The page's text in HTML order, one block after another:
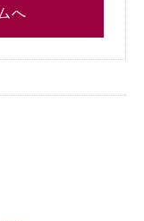
へ